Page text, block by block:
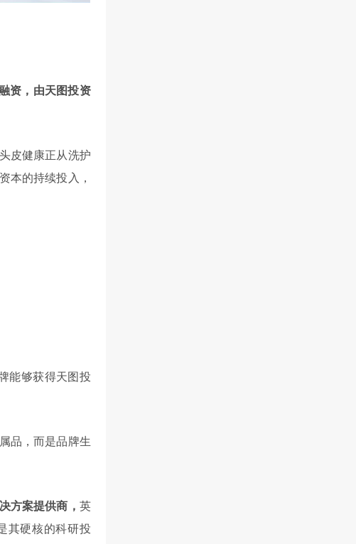
资，由天图投资
皮健康正从洗护
本的持续投入，
能够获得天图投
品，而是品牌生
方案提供商， 英
其硬核的科研投